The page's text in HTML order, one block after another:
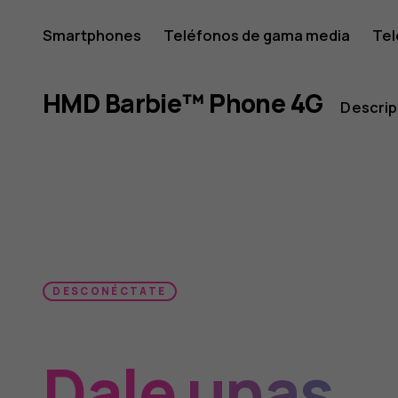
HMD
Barbie™
Smartphones Teléfonos de gama media
HMD Barbie™ Phone 4G
DESCONÉCTATE